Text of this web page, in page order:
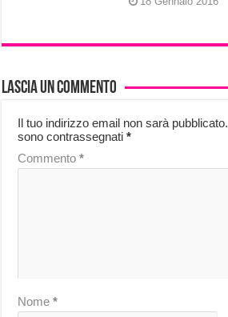
Lascia un commento
Il tuo indirizzo email non sarà pubblicato.
sono contrassegnati*
Commento*
Nome*